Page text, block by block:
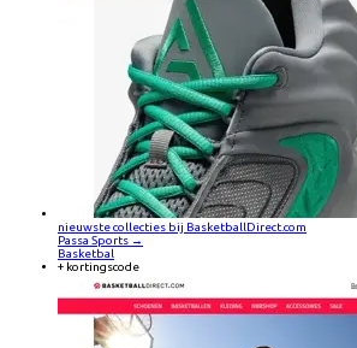
nieuwste collecties bij BasketballDirect.com
Passa Sports →
Basketbal
+ kortingscode